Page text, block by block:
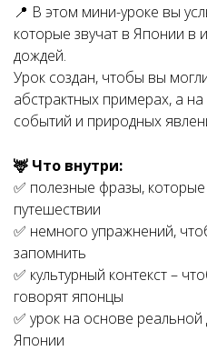
📍 В этом мини-уроке вы
которые звучат в Японии в
дождей.
Урок создан, чтобы вы
абстрактных примерах, а
событий и природных
🦌 Что внутри:
✅ полезные фразы,
путешествии
✅ немного упражнений,
запомнить
✅ культурный контекст –
говорят японцы
✅ урок на основе
Японии